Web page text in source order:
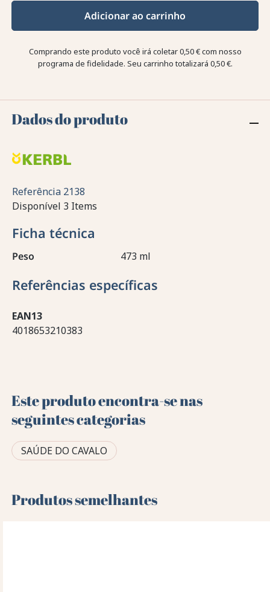
Adicionar ao carrinho
Comprando este produto você irá coletar0,50 €com nosso
programa de fidelidade. Seu carrinho totalizará 0,50 €.
Dados do produto
Referência 2138
Disponível 3 Items
Ficha técnica
Peso 473 ml
Referências específicas
EAN13
4018653210383
Este produto encontra-se nas
seguintes categorias
SAÚDE DO CAVALO
Produtos semelhantes